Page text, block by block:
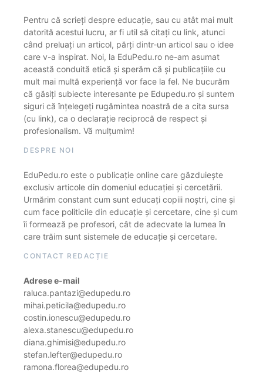
Pentru că scrieți despre educație, sau cu atât mai mult
datorită acestui lucru, ar fi util să citați cu link, atunci
când preluați un articol, părți dintr-un articol sau o idee
care v-a inspirat. Noi, la EduPedu.ro ne-am asumat
această conduită etică și sperăm că și publicațiile cu
mult mai multă experiență vor face la fel. Ne bucurăm
că găsiți subiecte interesante pe Edupedu.ro și suntem
siguri că înțelegeți rugămintea noastră de a cita sursa
(cu link), ca o declarație reciprocă de respect și
profesionalism. Vă mulțumim!
DESPRE NOI
EduPedu.ro este o publicație online care găzduiește
exclusiv articole din domeniul educației și cercetării.
Urmărim constant cum sunt educați copiii noștri, cine și
cum face politicile din educație și cercetare, cine și cum
îi formează pe profesori, cât de adecvate la lumea în
care trăim sunt sistemele de educație și cercetare.
CONTACT REDACȚIE
Adrese e-mail
raluca.pantazi@edupedu.ro
mihai.peticila@edupedu.ro
costin.ionescu@edupedu.ro
alexa.stanescu@edupedu.ro
diana.ghimisi@edupedu.ro
stefan.lefter@edupedu.ro
ramona.florea@edupedu.ro